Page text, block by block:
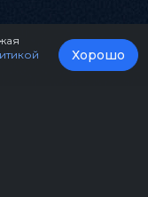
Хорошо